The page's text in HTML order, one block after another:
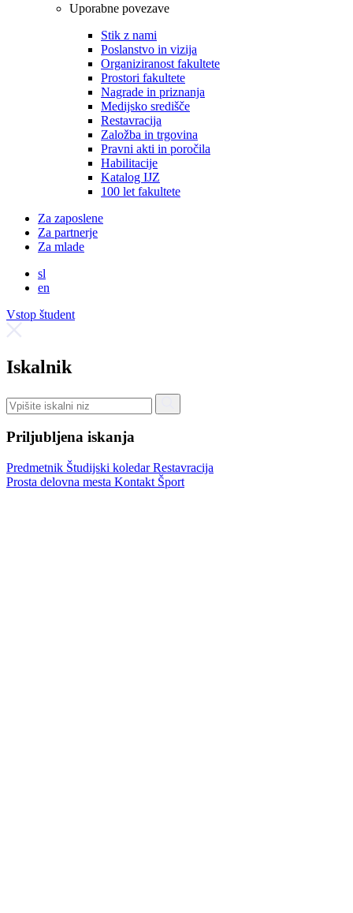
Uporabne povezave
Stik z nami
Poslanstvo in vizija
Organiziranost fakultete
Prostori fakultete
Nagrade in priznanja
Medijsko središče
Restavracija
Založba in trgovina
Pravni akti in poročila
Habilitacije
Katalog IJZ
100 let fakultete
Za zaposlene
Za partnerje
Za mlade
sl
en
Vstop študent
Iskalnik
Priljubljena iskanja
Predmetnik Študijski koledarRestavracija
Prosta delovna mesta Kontakt Šport